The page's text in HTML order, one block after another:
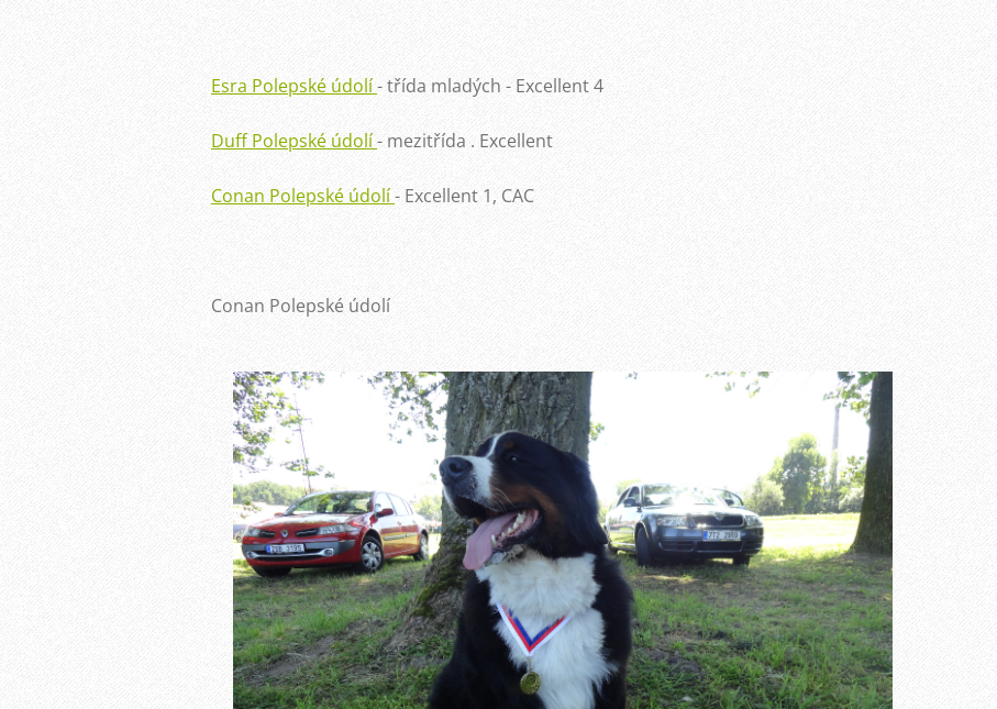
Esra Polepské údolí- třída mladých - Excellent 4
Duff Polepské údolí- mezitřída . Excellent
Conan Polepské údolí- Excellent 1, CAC
Conan Polepské údolí